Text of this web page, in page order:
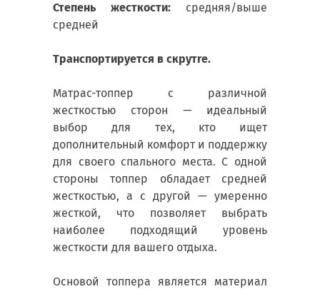
Степень жесткости: средняя/выше
средней
Транспортируется в скрутrе.
Матрас-топпер с различной
жесткостью сторон — идеальный
выбор для тех, кто ищет
дополнительный комфорт и поддержку
для своего спального места. С одной
стороны топпер обладает средней
жесткостью, а с другой — умеренно
жесткой, что позволяет выбрать
наиболее подходящий уровень
жесткости для вашего отдыха.
Основой топпера является материал